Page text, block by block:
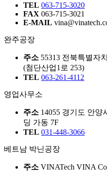
TEL 063-715-3020
FAX 063-715-3021
E-MAIL
완주공장
주소 55313 전북특별자
(첨단산업1로 253)
TEL 063-261-4112
영업사무소
주소 14055 경기도 안양
딩 가동 7F
TEL 031-448-3066
베트남 박닌공장
주소 VINATech VINA